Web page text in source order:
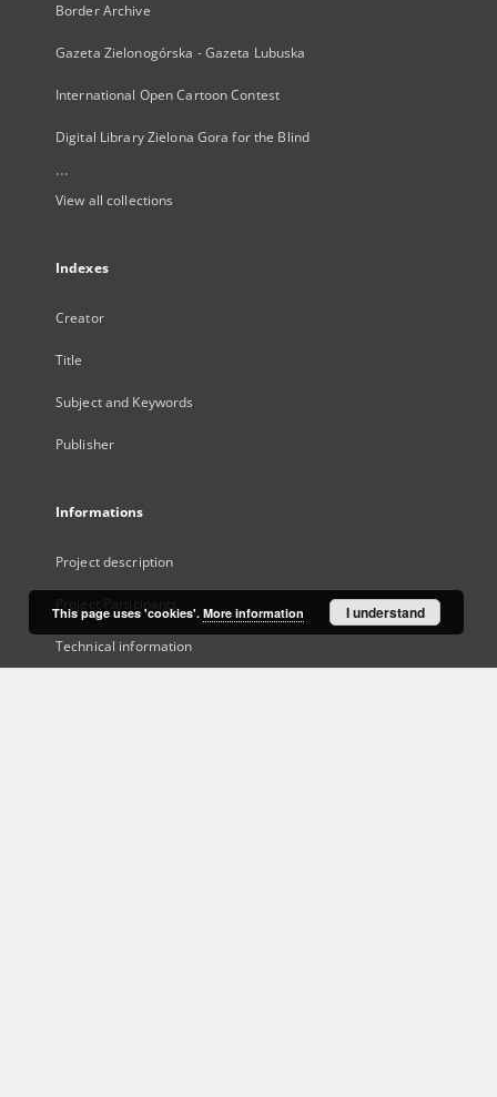
Border Archive
Gazeta Zielonogórska - Gazeta Lubuska
International Open Cartoon Contest
Digital Library Zielona Gora for the Blind
...
View all collections
Indexes
Creator
Title
Subject and Keywords
Publisher
Informations
Project description
Project Participants
Technical information
This page uses 'cookies'. More information I understand